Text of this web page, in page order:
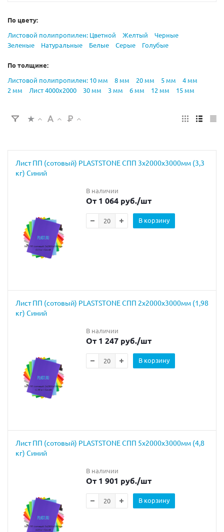
По цвету:
Листовой полипропилен: Цветной
Желтый
Черные
Зеленые
Натуральные Белые Серые Голубые
По толщине:
Листовой полипропилен: 10 мм
8 мм 20 мм 5 мм
4 мм
2 мм
Лист 4000х2000 30 мм 3 мм 6 мм 12 мм 15 мм
Лист ПП (сотовый) PLASTSTONE СПП 3х2000х3000мм (3,3
кг) Синий
В наличии
От 1 064 руб./шт
В корзину
Лист ПП (сотовый) PLASTSTONE СПП 2х2000х3000мм (1,98
кг) Синий
В наличии
От 1 247 руб./шт
В корзину
Лист ПП (сотовый) PLASTSTONE СПП 5х2000х3000мм (4,8
кг) Синий
В наличии
От 1 901 руб./шт
В корзину